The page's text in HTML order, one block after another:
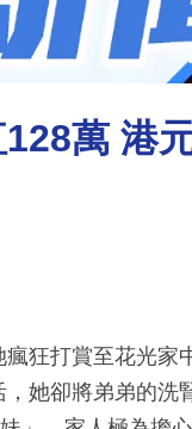
萬 港
狂打賞至花光家
她卻將弟弟的